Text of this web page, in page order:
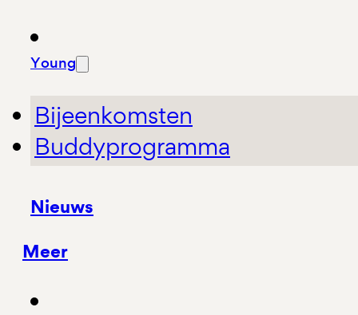
Young
Bijeenkomsten
Buddyprogramma
Nieuws
Meer